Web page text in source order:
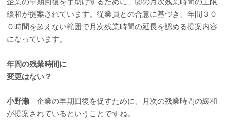
緩和が提案されています。従業員との合意に基づき、年間３０
０時間を超えない範囲で月次残業時間の延長を認める提案内容
になっています。
年間の残業時間に
変更はない？
小野瀬 企業の早期回復を促すために、月次の残業時間の緩和
が提案されているということですね。